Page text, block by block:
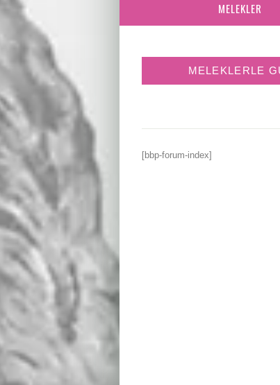
MELEKLER
MELEKLERLE
[bbp-forum-index]